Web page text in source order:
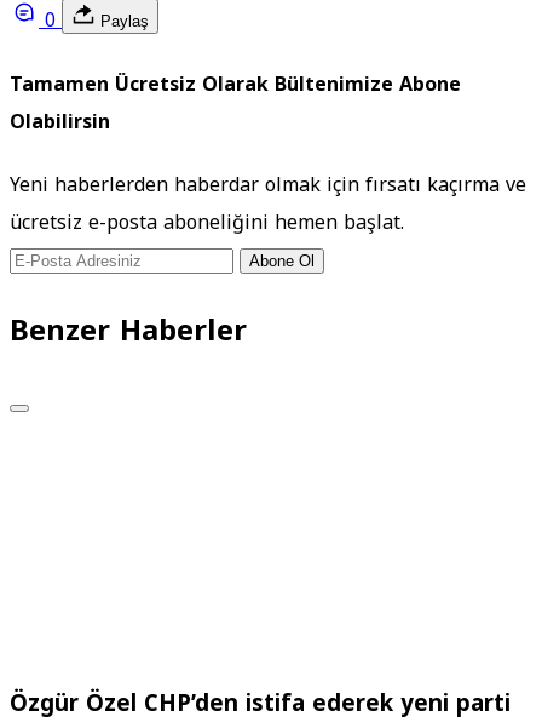
0 Paylaş
Tamamen Ücretsiz Olarak Bültenimize Abone
Olabilirsin
Yeni haberlerden haberdar olmak için fırsatı kaçırma ve
ücretsiz e-posta aboneliğini hemen başlat.
Abone Ol
Benzer Haberler
Özgür Özel CHP’den istifa ederek yeni parti